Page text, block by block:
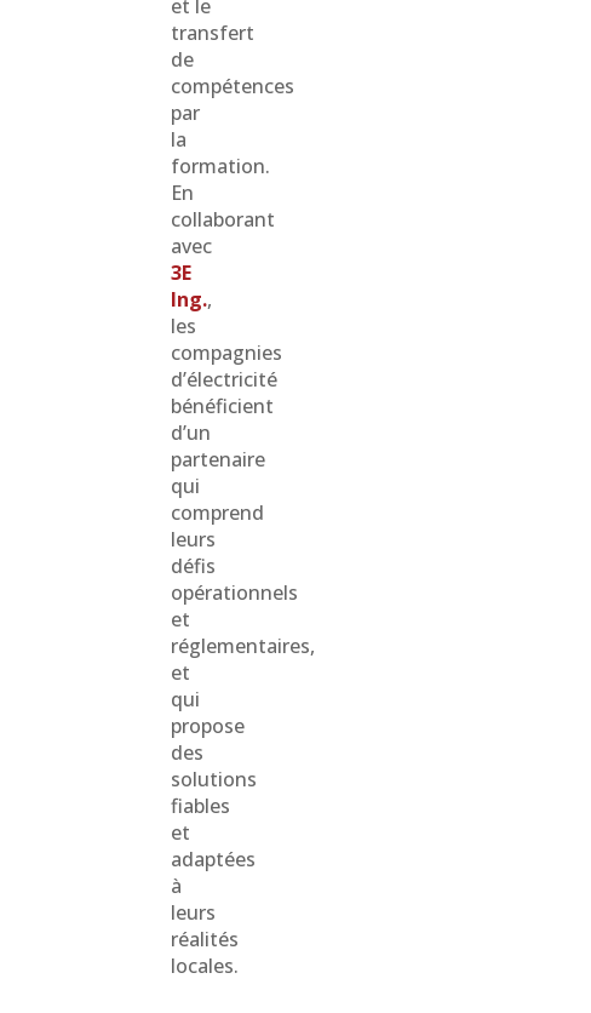
et le
transfert
de
compétences
par
la
formation.
En
collaborant
avec
3E
Ing.,
les
compagnies
d’électricité
bénéficient
d’un
partenaire
qui
comprend
leurs
défis
opérationnels
et
réglementaires,
et
qui
propose
des
solutions
fiables
et
adaptées
à
leurs
réalités
locales.